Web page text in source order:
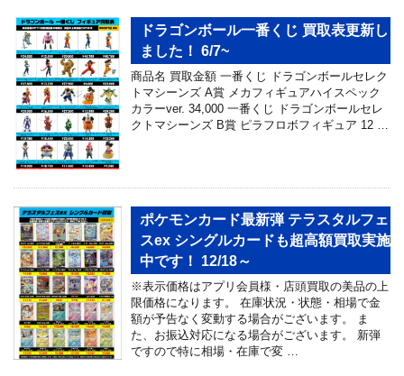
ドラゴンボール一番くじ 買取表更新し
ました！ 6/7~
商品名 買取金額 一番くじ ドラゴンボールセレク
トマシーンズ A賞 メカフィギュアハイスペック
カラーver. 34,000 一番くじ ドラゴンボールセレ
クトマシーンズ B賞 ピラフロボフィギュア 12 …
ポケモンカード最新弾 テラスタルフェ
スex シングルカードも超高額買取実施
中です！ 12/18～
※表示価格はアプリ会員様・店頭買取の美品の上
限価格になります。 在庫状況・状態・相場で金
額が予告なく変動する場合がございます。 ま
た、お振込対応になる場合がございます。 新弾
ですので特に相場・在庫で変 …